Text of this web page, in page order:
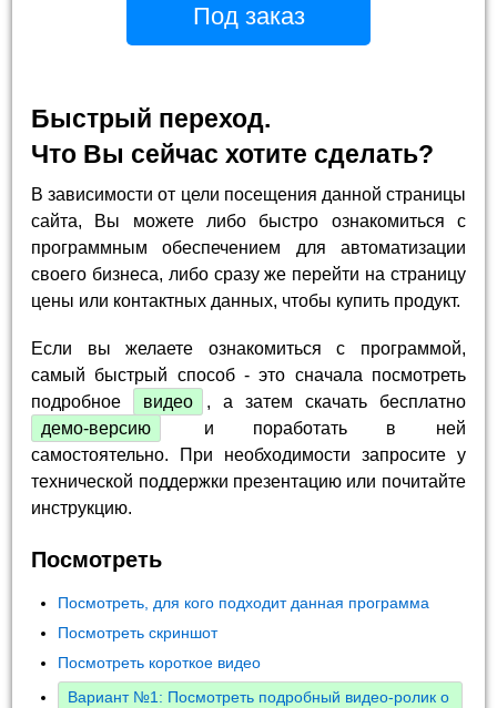
Под заказ
Быстрый переход.
Что Вы сейчас хотите сделать?
В зависимости от цели посещения данной страницы
сайта, Вы можете либо быстро ознакомиться с
программным обеспечением для автоматизации
своего бизнеса, либо сразу же перейти на страницу
цены или контактных данных, чтобы купить продукт.
Если вы желаете ознакомиться с программой,
самый быстрый способ - это сначала посмотреть
подробное
видео
, а затем скачать бесплатно
демо-версию
и поработать в ней
самостоятельно. При необходимости запросите у
технической поддержки презентацию или почитайте
инструкцию.
Посмотреть
Посмотреть, для кого подходит данная программа
Посмотреть скриншот
Посмотреть короткое видео
Вариант №1: Посмотреть подробный видео-ролик о